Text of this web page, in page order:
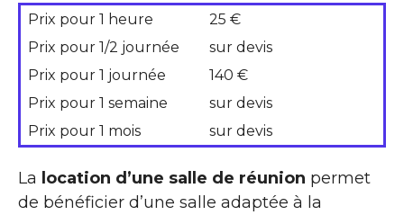
Prix pour 1 heure
25 €
Prix pour 1/2 journée
sur devis
Prix pour 1 journée
140 €
Prix pour 1 semaine
sur devis
Prix pour 1 mois
sur devis
La location d’une salle de réunion permet
de bénéficier d’une salle adaptée à la